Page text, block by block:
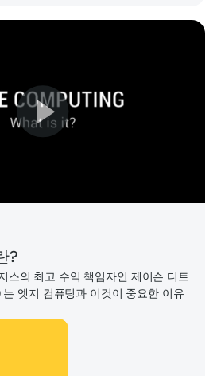
?
스의 최고 수익 책임자인 제이슨 디트
엣지 컴퓨팅과 이것이 중요한 이유